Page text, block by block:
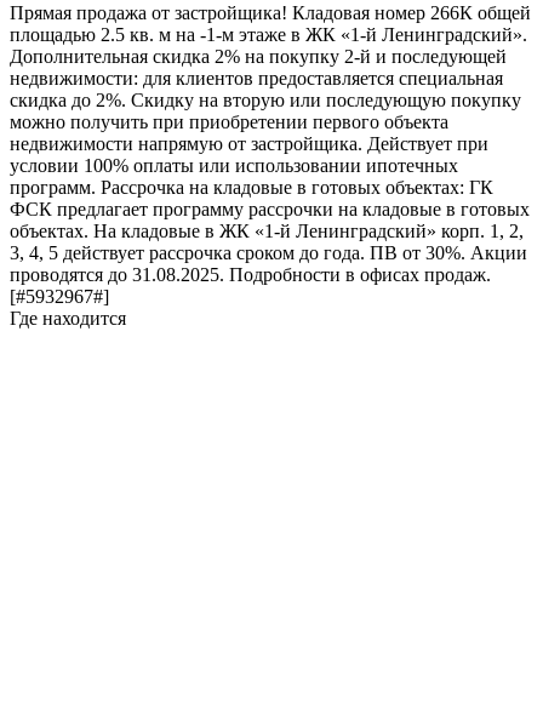
Прямая продажа от застройщика! Кладовая номер 266К общей
площадью 2.5 кв. м на -1-м этаже в ЖК «1-й Ленинградский».
Дополнительная скидка 2% на покупку 2-й и последующей
недвижимости: для клиентов предоставляется специальная
скидка до 2%. Скидку на вторую или последующую покупку
можно получить при приобретении первого объекта
недвижимости напрямую от застройщика. Действует при
условии 100% оплаты или использовании ипотечных
программ. Рассрочка на кладовые в готовых объектах: ГК
ФСК предлагает программу рассрочки на кладовые в готовых
объектах. На кладовые в ЖК «1-й Ленинградский» корп. 1, 2,
3, 4, 5 действует рассрочка сроком до года. ПВ от 30%. Акции
проводятся до 31.08.2025. Подробности в офисах продаж.
[#5932967#]
Где находится